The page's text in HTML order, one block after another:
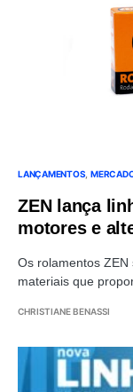
LANÇAMENTOS
ZEN lança
motores e
Os rolamentos
materiais que
CHRISTIANE BENASSI